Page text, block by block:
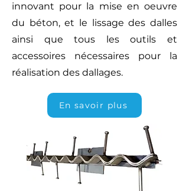
innovant pour la mise en oeuvre
du béton, et le lissage des dalles
ainsi que tous les outils et
accessoires nécessaires pour la
réalisation des dallages.
En savoir plus